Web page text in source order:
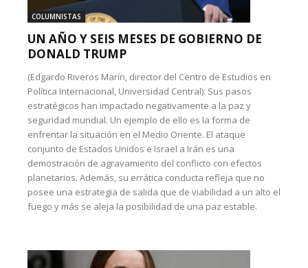
COLUMNISTAS
UN AÑO Y SEIS MESES DE GOBIERNO DE
DONALD TRUMP
(Edgardo Riveros Marín, director del Centro de Estudios en
Política Internacional, Universidad Central): Sus pasos
estratégicos han impactado negativamente a la paz y
seguridad mundial. Un ejemplo de ello es la forma de
enfrentar la situación en el Medio Oriente. El ataque
conjunto de Estados Unidos e Israel a Irán es una
demostración de agravamiento del conflicto con efectos
planetarios. Además, su errática conducta refleja que no
posee una estrategia de salida que de viabilidad a un alto el
fuego y más se aleja la posibilidad de una paz estable.